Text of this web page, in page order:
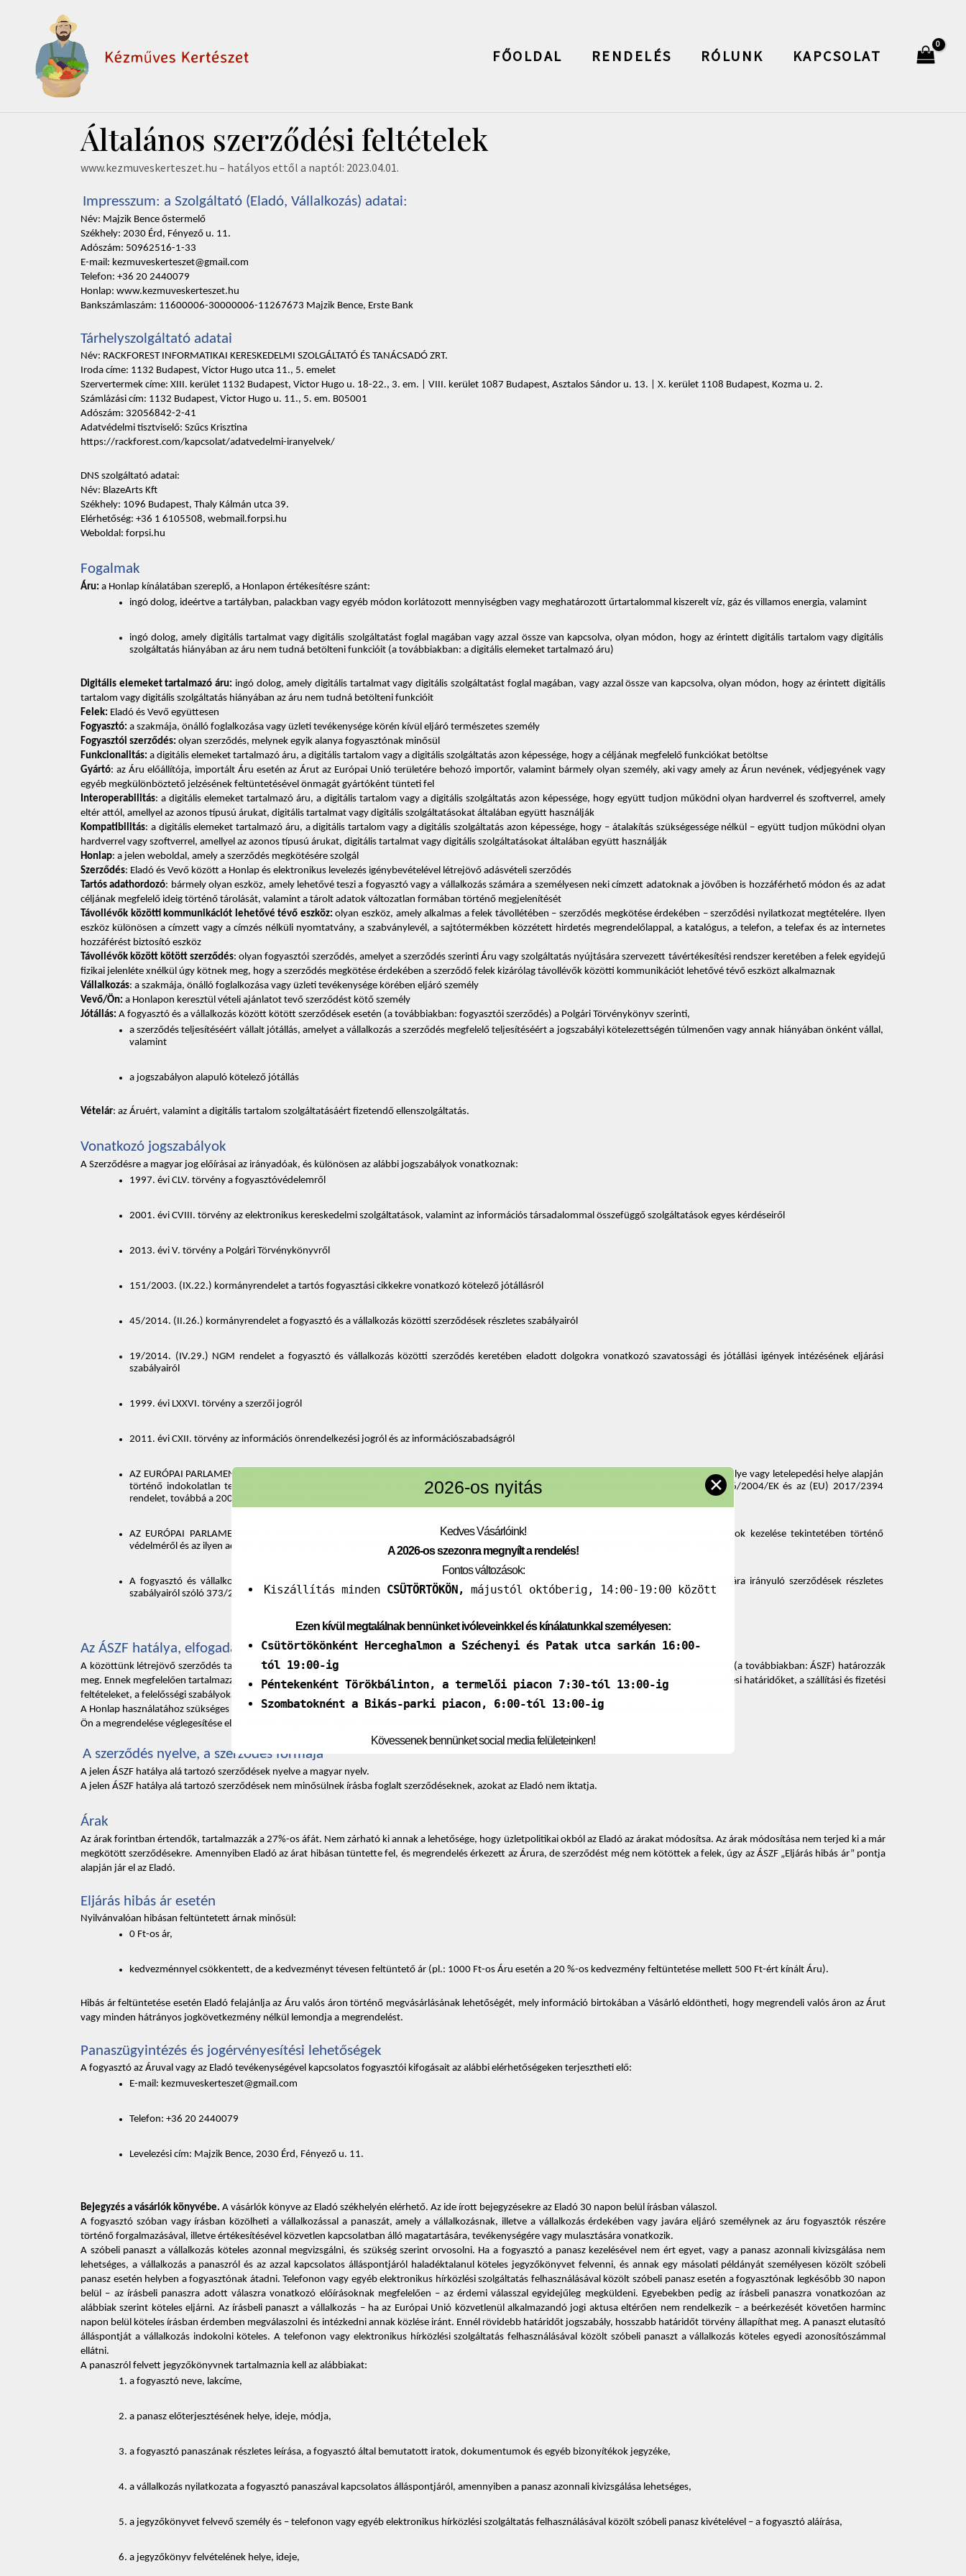
FŐOLDAL RENDELÉS RÓLUNK KAPCSOLAT
Általános szerződési feltételek
www.kezmuveskerteszet.hu – hatályos ettől a naptól: 2023.04.01.
Impresszum: a Szolgáltató (Eladó, Vállalkozás) adatai:
Név: Majzik Bence őstermelő
Székhely: 2030 Érd, Fényező u. 11.
Adószám: 50962516-1-33
E-mail: kezmuveskerteszet@gmail.com
Telefon: +36 20 2440079
Honlap: www.kezmuveskerteszet.hu
Bankszámlaszám: 11600006-30000006-11267673 Majzik Bence, Erste Bank
Tárhelyszolgáltató adatai
Név: RACKFOREST INFORMATIKAI KERESKEDELMI SZOLGÁLTATÓ ÉS TANÁCSADÓ ZRT.
Iroda címe: 1132 Budapest, Victor Hugo utca 11., 5. emelet
Szervertermek címe: XIII. kerület 1132 Budapest, Victor Hugo u. 18-22., 3. em. | VIII. kerület 1087 Budapest, Asztalos Sándor u. 13. | X. kerület 1108 Budapest, Kozma u. 2.
Számlázási cím: 1132 Budapest, Victor Hugo u. 11., 5. em. B05001
Adószám: 32056842-2-41
Adatvédelmi tisztviselő: Szűcs Krisztina
https://rackforest.com/kapcsolat/adatvedelmi-iranyelvek/
DNS szolgáltató adatai:
Név: BlazeArts Kft
Székhely: 1096 Budapest, Thaly Kálmán utca 39.
Elérhetőség: +36 1 6105508, webmail.forpsi.hu
Weboldal: forpsi.hu
Fogalmak
Áru: a Honlap kínálatában szereplő, a Honlapon értékesítésre szánt:
ingó dolog, ideértve a tartályban, palackban vagy egyéb módon korlátozott mennyiségben vagy meghatározott űrtartalommal kiszerelt víz, gáz és villamos energia, valamint
ingó dolog, amely digitális tartalmat vagy digitális szolgáltatást foglal magában vagy azzal össze van kapcsolva, olyan módon, hogy az érintett digitális tartalom vagy digitális
szolgáltatás hiányában az áru nem tudná betölteni funkcióit (a továbbiakban: a digitális elemeket tartalmazó áru)
Digitális elemeket tartalmazó áru: ingó dolog, amely digitális tartalmat vagy digitális szolgáltatást foglal magában, vagy azzal össze van kapcsolva, olyan módon, hogy az érintett digitális
tartalom vagy digitális szolgáltatás hiányában az áru nem tudná betölteni funkcióit
Felek: Eladó és Vevő együttesen
Fogyasztó: a szakmája, önálló foglalkozása vagy üzleti tevékenysége körén kívül eljáró természetes személy
Fogyasztói szerződés: olyan szerződés, melynek egyik alanya fogyasztónak minősül
Funkcionalitás: a digitális elemeket tartalmazó áru, a digitális tartalom vagy a digitális szolgáltatás azon képessége, hogy a céljának megfelelő funkciókat betöltse
Gyártó: az Áru előállítója, importált Áru esetén az Árut az Európai Unió területére behozó importőr, valamint bármely olyan személy, aki vagy amely az Árun nevének, védjegyének vagy
egyéb megkülönböztető jelzésének feltüntetésével önmagát gyártóként tünteti fel
Interoperabilitás: a digitális elemeket tartalmazó áru, a digitális tartalom vagy a digitális szolgáltatás azon képessége, hogy együtt tudjon működni olyan hardverrel és szoftverrel, amely
eltér attól, amellyel az azonos típusú árukat, digitális tartalmat vagy digitális szolgáltatásokat általában együtt használják
Kompatibilitás: a digitális elemeket tartalmazó áru, a digitális tartalom vagy a digitális szolgáltatás azon képessége, hogy – átalakítás szükségessége nélkül – együtt tudjon működni olyan
hardverrel vagy szoftverrel, amellyel az azonos típusú árukat, digitális tartalmat vagy digitális szolgáltatásokat általában együtt használják
Honlap: a jelen weboldal, amely a szerződés megkötésére szolgál
Szerződés: Eladó és Vevő között a Honlap és elektronikus levelezés igénybevételével létrejövő adásvételi szerződés
Tartós adathordozó: bármely olyan eszköz, amely lehetővé teszi a fogyasztó vagy a vállalkozás számára a személyesen neki címzett adatoknak a jövőben is hozzáférhető módon és az adat
céljának megfelelő ideig történő tárolását, valamint a tárolt adatok változatlan formában történő megjelenítését
Távollévők közötti kommunikációt lehetővé tévő eszköz: olyan eszköz, amely alkalmas a felek távollétében – szerződés megkötése érdekében – szerződési nyilatkozat megtételére. Ilyen
eszköz különösen a címzett vagy a címzés nélküli nyomtatvány, a szabványlevél, a sajtótermékben közzétett hirdetés megrendelőlappal, a katalógus, a telefon, a telefax és az internetes
hozzáférést biztosító eszköz
Távollévők között kötött szerződés: olyan fogyasztói szerződés, amelyet a szerződés szerinti Áru vagy szolgáltatás nyújtására szervezett távértékesítési rendszer keretében a felek egyidejű
fizikai jelenléte xnélkül úgy kötnek meg, hogy a szerződés megkötése érdekében a szerződő felek kizárólag távollévők közötti kommunikációt lehetővé tévő eszközt alkalmaznak
Vállalkozás: a szakmája, önálló foglalkozása vagy üzleti tevékenysége körében eljáró személy
Vevő/Ön: a Honlapon keresztül vételi ajánlatot tevő szerződést kötő személy
Jótállás: A fogyasztó és a vállalkozás között kötött szerződések esetén (a továbbiakban: fogyasztói szerződés) a Polgári Törvénykönyv szerinti,
a szerződés teljesítéséért vállalt jótállás, amelyet a vállalkozás a szerződés megfelelő teljesítéséért a jogszabályi kötelezettségén túlmenően vagy annak hiányában önként vállal,
valamint
a jogszabályon alapuló kötelező jótállás
Vételár: az Áruért, valamint a digitális tartalom szolgáltatásáért fizetendő ellenszolgáltatás.
Vonatkozó jogszabályok
A Szerződésre a magyar jog előírásai az irányadóak, és különösen az alábbi jogszabályok vonatkoznak:
1997. évi CLV. törvény a fogyasztóvédelemről
2001. évi CVIII. törvény az elektronikus kereskedelmi szolgáltatások, valamint az információs társadalommal összefüggő szolgáltatások egyes kérdéseiről
2013. évi V. törvény a Polgári Törvénykönyvről
151/2003. (IX.22.) kormányrendelet a tartós fogyasztási cikkekre vonatkozó kötelező jótállásról
45/2014. (II.26.) kormányrendelet a fogyasztó és a vállalkozás közötti szerződések részletes szabályairól
19/2014. (IV.29.) NGM rendelet a fogyasztó és vállalkozás közötti szerződés keretében eladott dolgokra vonatkozó szavatossági és jótállási igények intézésének eljárási
szabályairól
1999. évi LXXVI. törvény a szerzői jogról
2011. évi CXII. törvény az információs önrendelkezési jogról és az információszabadságról
AZ EURÓPAI PARLAMENT ÉS A TANÁCS (EU) 2018/302 RENDELETE (2018. február 28.) a belső piacon belül a vevő állampolgársága, lakóhelye vagy letelepedési helye alapján
történő indokolatlan területi alapú tartalomkorlátozással és a megkülönböztetés egyéb formáival szembeni fellépésről, valamint a 2006/2004/EK és az (EU) 2017/2394
rendelet, továbbá a 2009/22/EK irányelv módosításáról
AZ EURÓPAI PARLAMENT ÉS A TANÁCS (EU) 2016/679 RENDELETE (2016. április 27.) a természetes személyeknek a személyes adatok kezelése tekintetében történő
védelméről és az ilyen adatok szabad áramlásáról, valamint a 95/46/EK rendelet hatályon kívül helyezéséről (általános adatvédelmi rendelet)
A fogyasztó és vállalkozás közötti, az áruk adásvételére, valamint a digitális tartalom szolgáltatására és digitális szolgáltatások nyújtására irányuló szerződések részletes
szabályairól szóló 373/2021. (VI. 30.) Korm. rendelet
Az ÁSZF hatálya, elfogadása
A közöttünk létrejövő szerződés tartalmát – a vonatkozó kötelező érvényű jogszabályok rendelkezései mellett – a jelen Általános Szerződési Feltételek (a továbbiakban: ÁSZF) határozzák
meg. Ennek megfelelően tartalmazza a jelen ÁSZF az Önt és bennünket illető jogokat és kötelezettségeket, a szerződés létrejöttének feltételeit, a teljesítési határidőket, a szállítási és fizetési
feltételeket, a felelősségi szabályokat, valamint az elállási jog gyakorlásának feltételeit.
A Honlap használatához szükséges azon technikai tájékoztatást, melyet jelen ÁSZF nem tartalmaz, a Honlapon elérhető egyéb tájékoztatások nyújtják.
Ön a megrendelése véglegesítése előtt köteles megismerni a jelen ÁSZF rendelkezéseit.
A szerződés nyelve, a szerződés formája
A jelen ÁSZF hatálya alá tartozó szerződések nyelve a magyar nyelv.
A jelen ÁSZF hatálya alá tartozó szerződések nem minősülnek írásba foglalt szerződéseknek, azokat az Eladó nem iktatja.
Árak
Az árak forintban értendők, tartalmazzák a 27%-os áfát. Nem zárható ki annak a lehetősége, hogy üzletpolitikai okból az Eladó az árakat módosítsa. Az árak módosítása nem terjed ki a már
megkötött szerződésekre. Amennyiben Eladó az árat hibásan tüntette fel, és megrendelés érkezett az Árura, de szerződést még nem kötöttek a felek, úgy az ÁSZF „Eljárás hibás ár” pontja
alapján jár el az Eladó.
Eljárás hibás ár esetén
Nyilvánvalóan hibásan feltüntetett árnak minősül:
0 Ft-os ár,
kedvezménnyel csökkentett, de a kedvezményt tévesen feltüntető ár (pl.: 1000 Ft-os Áru esetén a 20 %-os kedvezmény feltüntetése mellett 500 Ft-ért kínált Áru).
Hibás ár feltüntetése esetén Eladó felajánlja az Áru valós áron történő megvásárlásának lehetőségét, mely információ birtokában a Vásárló eldöntheti, hogy megrendeli valós áron az Árut
vagy minden hátrányos jogkövetkezmény nélkül lemondja a megrendelést.
Panaszügyintézés és jogérvényesítési lehetőségek
A fogyasztó az Áruval vagy az Eladó tevékenységével kapcsolatos fogyasztói kifogásait az alábbi elérhetőségeken terjesztheti elő:
E-mail: kezmuveskerteszet@gmail.com
Telefon: +36 20 2440079
Levelezési cím: Majzik Bence, 2030 Érd, Fényező u. 11.
Bejegyzés a vásárlók könyvébe. A vásárlók könyve az Eladó székhelyén elérhető. Az ide írott bejegyzésekre az Eladó 30 napon belül írásban válaszol.
A fogyasztó szóban vagy írásban közölheti a vállalkozással a panaszát, amely a vállalkozásnak, illetve a vállalkozás érdekében vagy javára eljáró személynek az áru fogyasztók részére
történő forgalmazásával, illetve értékesítésével közvetlen kapcsolatban álló magatartására, tevékenységére vagy mulasztására vonatkozik.
A szóbeli panaszt a vállalkozás köteles azonnal megvizsgálni, és szükség szerint orvosolni. Ha a fogyasztó a panasz kezelésével nem ért egyet, vagy a panasz azonnali kivizsgálása nem
lehetséges, a vállalkozás a panaszról és az azzal kapcsolatos álláspontjáról haladéktalanul köteles jegyzőkönyvet felvenni, és annak egy másolati példányát személyesen közölt szóbeli
panasz esetén helyben a fogyasztónak átadni. Telefonon vagy egyéb elektronikus hírközlési szolgáltatás felhasználásával közölt szóbeli panasz esetén a fogyasztónak legkésőbb 30 napon
belül – az írásbeli panaszra adott válaszra vonatkozó előírásoknak megfelelően – az érdemi válasszal egyidejűleg megküldeni. Egyebekben pedig az írásbeli panaszra vonatkozóan az
alábbiak szerint köteles eljárni. Az írásbeli panaszt a vállalkozás – ha az Európai Unió közvetlenül alkalmazandó jogi aktusa eltérően nem rendelkezik – a beérkezését követően harminc
napon belül köteles írásban érdemben megválaszolni és intézkedni annak közlése iránt. Ennél rövidebb határidőt jogszabály, hosszabb határidőt törvény állapíthat meg. A panaszt elutasító
álláspontját a vállalkozás indokolni köteles. A telefonon vagy elektronikus hírközlési szolgáltatás felhasználásával közölt szóbeli panaszt a vállalkozás köteles egyedi azonosítószámmal
ellátni.
A panaszról felvett jegyzőkönyvnek tartalmaznia kell az alábbiakat:
a fogyasztó neve, lakcíme,
a panasz előterjesztésének helye, ideje, módja,
a fogyasztó panaszának részletes leírása, a fogyasztó által bemutatott iratok, dokumentumok és egyéb bizonyítékok jegyzéke,
a vállalkozás nyilatkozata a fogyasztó panaszával kapcsolatos álláspontjáról, amennyiben a panasz azonnali kivizsgálása lehetséges,
a jegyzőkönyvet felvevő személy és – telefonon vagy egyéb elektronikus hírközlési szolgáltatás felhasználásával közölt szóbeli panasz kivételével – a fogyasztó aláírása,
a jegyzőkönyv felvételének helye, ideje,
2026-os nyitás ✕
Kedves Vásárlóink!
A 2026-os szezonra megnyílt a rendelés!
Fontos változások:
Kiszállítás minden CSÜTÖRTÖKÖN, májustól októberig, 14:00-19:00 között
Ezen kívül megtalálnak bennünket ivóleveinkkel és kínálatunkkal személyesen:
Csütörtökönként Herceghalmon a Széchenyi és Patak utca sarkán 16:00-
tól 19:00-ig
Péntekenként Törökbálinton, a termelői piacon 7:30-tól 13:00-ig
Szombatoknént a Bikás-parki piacon, 6:00-tól 13:00-ig
Kövessenek bennünket social media felületeinken!